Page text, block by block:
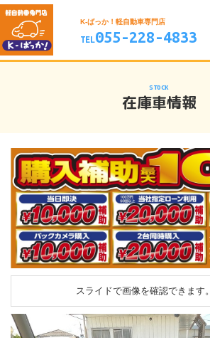
K-ばっか！軽自動車専門店
TEL055-228-4833
STOCK
在庫車情報
スライドで画像を確認できます。